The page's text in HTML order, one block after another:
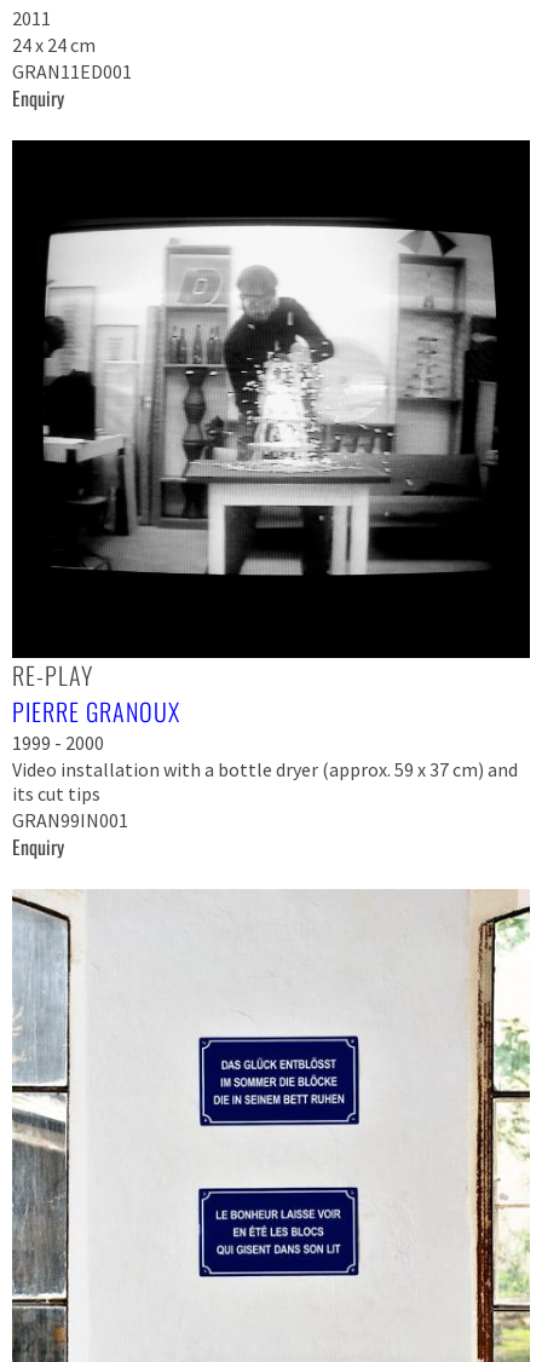
2011
24 x 24 cm
GRAN11ED001
Enquiry
RE-PLAY
PIERRE GRANOUX
1999 - 2000
Video installation with a bottle dryer (approx. 59 x 37 cm) and
its cut tips
GRAN99IN001
Enquiry